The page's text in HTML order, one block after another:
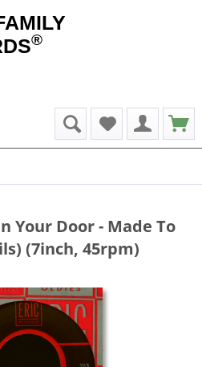
®
Your Door - Made To
(7inch, 45rpm)